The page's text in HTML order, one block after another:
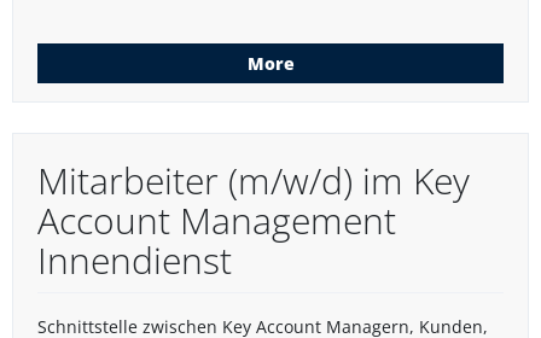
More
Mitarbeiter (m/w/d) im Key
Account Management
Innendienst
Schnittstelle zwischen Key Account Managern, Kunden,